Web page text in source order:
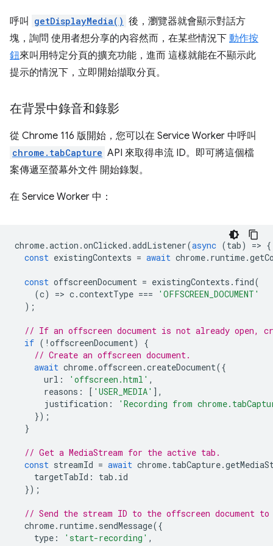
呼叫 getDisplayMedia() 後，瀏覽器就會顯示對話方
塊，詢問 使用者想分享的內容然而，在某些情況下 動作按
鈕來叫用特定分頁的擴充功能，進而 這樣就能在不顯示此
提示的情況下，立即開始擷取分頁。
在背景中錄音和錄影
從 Chrome 116 版開始，您可以在 Service Worker 中呼叫
chrome.tabCapture API 來取得串流 ID。即可將這個檔
案傳遞至螢幕外文件 開始錄製。
在 Service Worker 中：
chrome.action .onClicked .addListener(async (tab) => {
const existingContexts = await chrome. runtime.
const offscreenDocument = existingContexts . find(
(c) => c.contextType ===
'OFFSCREEN_DOCUMENT'
);
// If an offscreen document is not already open,
if ( ! offscreenDocument)
{
// Create an offscreen document.
await chrome.offscreen .createDocument({
url : 'offscreen.html' ,
reasons : [ 'USER_MEDIA' ],
justification :
'Recording from
});
}
// Get a MediaStream for the active tab.
const streamId = await chrome. tabCapture.
targetTabId : tab . id
});
// Send the stream ID to the offscreen document
chrome. runtime. sendMessage({
type : 'start-recording' ,